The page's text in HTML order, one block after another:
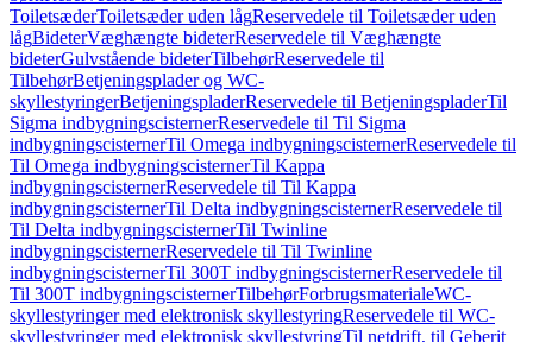
ToiletsæderToiletsæder uden lågReservedele til Toiletsæder uden
lågBideterVæghængte bideterReservedele til Væghængte
bideterGulvstående bideterTilbehørReservedele til
TilbehørBetjeningsplader og WC-
skyllestyringerBetjeningspladerReservedele til BetjeningspladerTil
Sigma indbygningscisternerReservedele til Til Sigma
indbygningscisternerTil Omega indbygningscisternerReservedele til
Til Omega indbygningscisternerTil Kappa
indbygningscisternerReservedele til Til Kappa
indbygningscisternerTil Delta indbygningscisternerReservedele til
Til Delta indbygningscisternerTil Twinline
indbygningscisternerReservedele til Til Twinline
indbygningscisternerTil 300T indbygningscisternerReservedele til
Til 300T indbygningscisternerTilbehørForbrugsmaterialeWC-
skyllestyringer med elektronisk skyllestyringReservedele til WC-
skyllestyringer med elektronisk skyllestyringTil netdrift, til Geberit